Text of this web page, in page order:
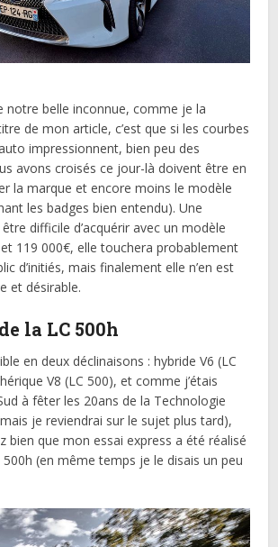
notre belle inconnue, comme je la
de mon article, c’est que si les courbes
impressionnent, bien peu des
avons croisés ce jour-là doivent être en
la marque et encore moins le modèle
les badges bien entendu). Une
difficile d’acquérir avec un modèle
119 000€, elle touchera probablement
d’initiés, mais finalement elle n’en est
et désirable.
la LC 500h
en deux déclinaisons : hybride V6 (LC
V8 (LC 500), et comme j’étais
à fêter les 20ans de la Technologie
je reviendrai sur le sujet plus tard),
bien que mon essai express a été réalisé
500h (en même temps je le disais un peu